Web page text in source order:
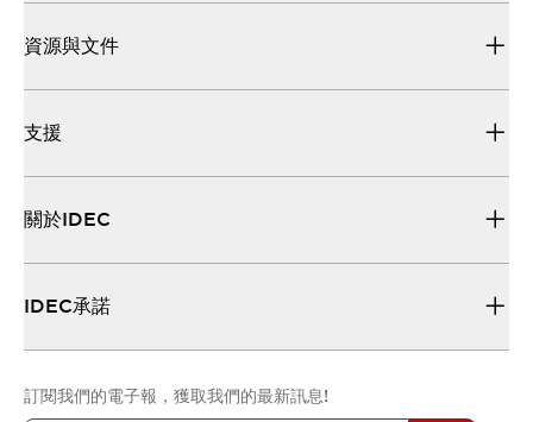
資源與文件
支援
關於IDEC
IDEC承諾
訂閱我們的電子報，獲取我們的最新訊息!